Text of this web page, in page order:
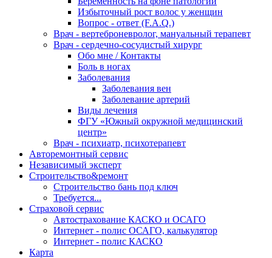
Избыточный рост волос у женщин
Вопрос - ответ (F.A.Q.)
Врач - вертеброневролог, мануальный терапевт
Врач - сердечно-сосудистый хирург
Обо мне / Контакты
Боль в ногах
Заболевания
Заболевания вен
Заболевание артерий
Виды лечения
ФГУ «Южный окружной медицинский
центр»
Врач - психиатр, психотерапевт
Авторемонтный сервис
Независимый эксперт
Строительство&ремонт
Строительство бань под ключ
Требуется...
Страховой сервис
Автострахование КАСКО и ОСАГО
Интернет - полис ОСАГО, калькулятор
Интернет - полис КАСКО
Карта